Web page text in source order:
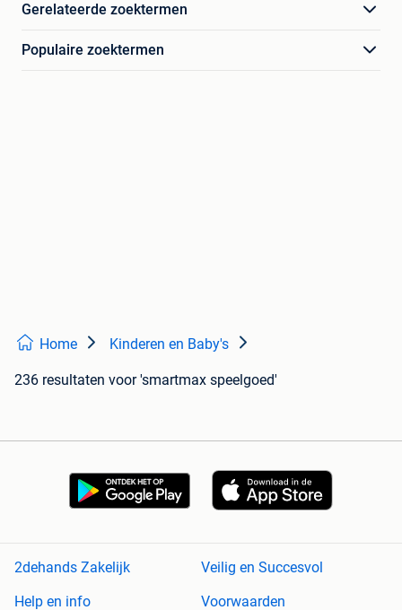
Gerelateerde zoektermen
Populaire zoektermen
Home Kinderen en Baby's
236 resultaten voor 'smartmax speelgoed'
2dehands Zakelijk
Veilig en Succesvol
Help en info
Voorwaarden